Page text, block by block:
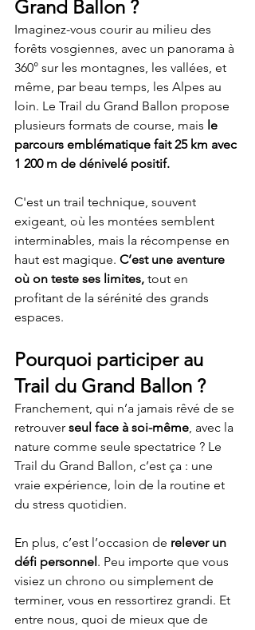
Grand Ballon ?
Imaginez-vous courir au milieu des
forêts vosgiennes, avec un panorama à
360° sur les montagnes, les vallées, et
même, par beau temps, les Alpes au
loin. Le Trail du Grand Ballon propose
plusieurs formats de course, mais le
parcours emblématique fait 25 km avec
1 200 m de dénivelé positif.
C'est un trail technique, souvent
exigeant, où les montées semblent
interminables, mais la récompense en
haut est magique. C’est une aventure
où on teste ses limites, tout en
profitant de la sérénité des grands
espaces.
Pourquoi participer au
Trail du Grand Ballon ?
Franchement, qui n’a jamais rêvé de se
retrouver seul face à soi-même, avec la
nature comme seule spectatrice ? Le
Trail du Grand Ballon, c’est ça : une
vraie expérience, loin de la routine et
du stress quotidien.
En plus, c’est l’occasion de relever un
défi personnel. Peu importe que vous
visiez un chrono ou simplement de
terminer, vous en ressortirez grandi. Et
entre nous, quoi de mieux que de